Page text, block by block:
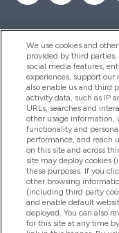
Βοήθεια &
Προϊόντα
Εταιρικές
Εκπτώσεις &
We use cookies and
provided by third parties,
social media features,
experiences, support
also enable us and third
activity data, such as IP
URLs, searches and
other usage information,
functionality and
performance, and reach
on this site and across
site may deploy cookies
these purposes. If you
other browsing
(including third party
and enable default
deployed. You can also
for this site at any time